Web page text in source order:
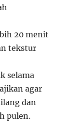
20 menit
tekstur
selama
agar
dan
pulen.